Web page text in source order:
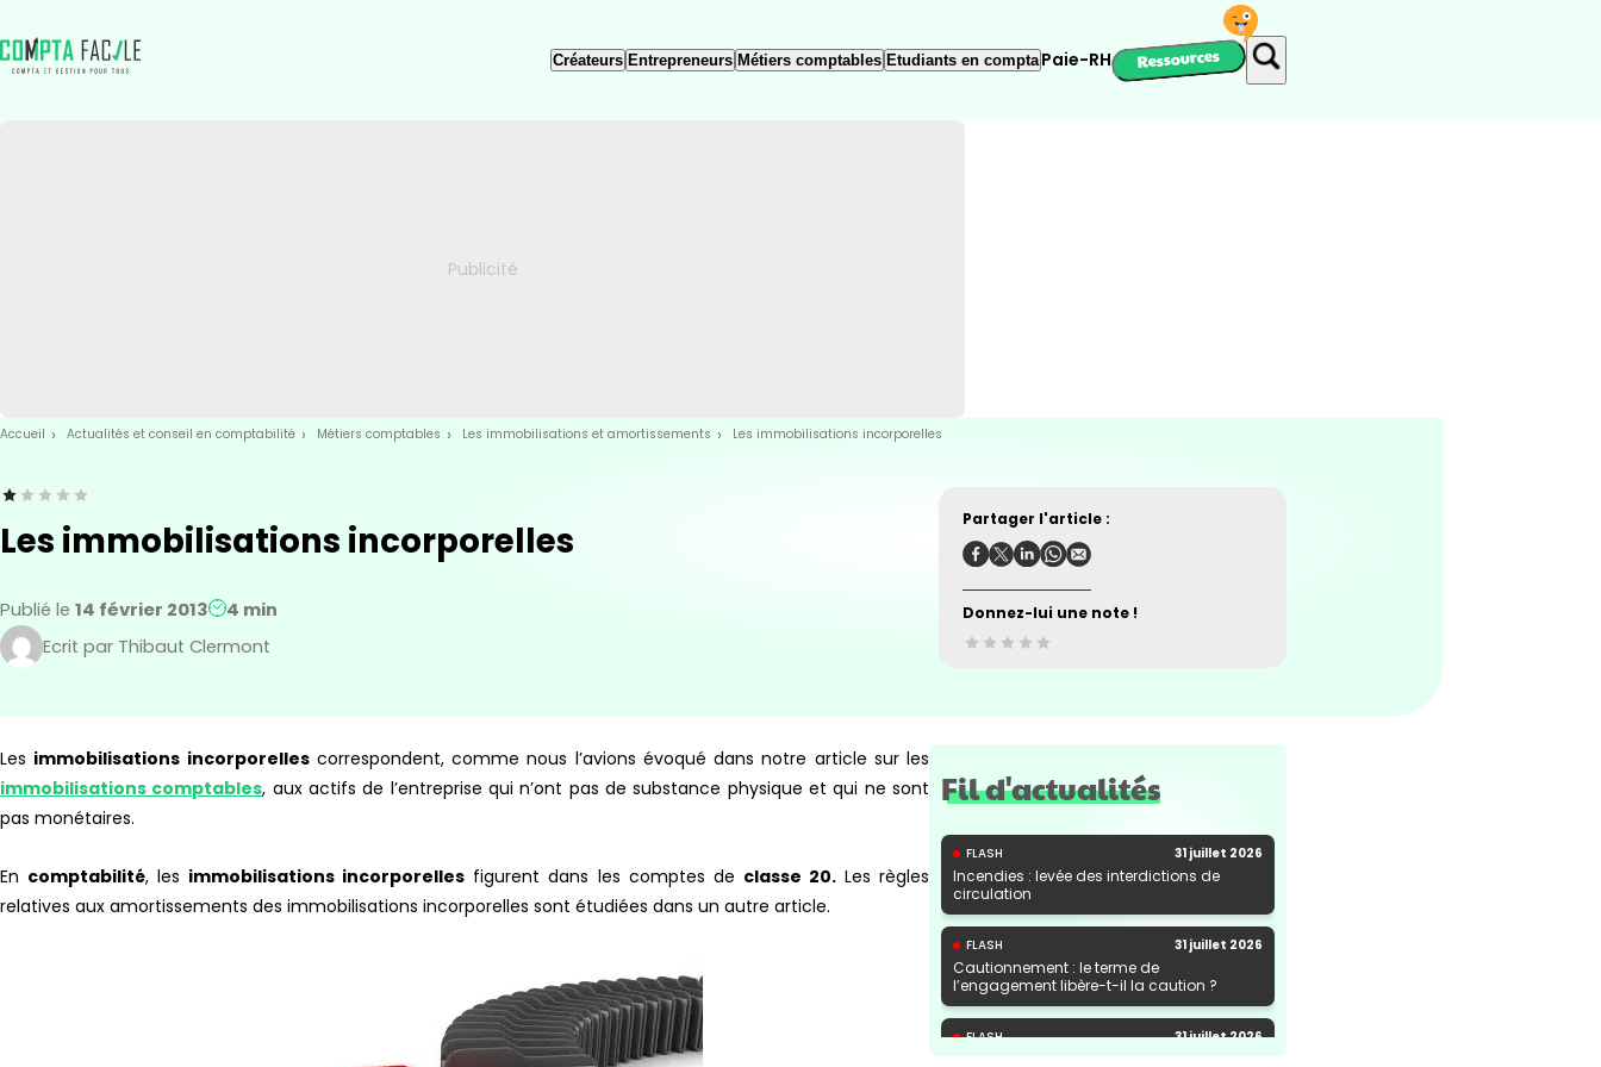
to
contenu
Créateurs Entrepreneurs Métiers comptables Etudiants en compta Paie-RH Ressources
Accueil Actualités et conseil en comptabilité Métiers comptables Les immobilisations et amortissements Les immobilisations incorporelles
Les immobilisations incorporelles
Publié le 14 février 2013
4 min
Ecrit par Thibaut Clermont
Partager l'article :
Donnez-lui une note !
Les immobilisations incorporellescorrespondent, comme nous l’avions évoqué dans notre article sur les
immobilisations comptables, aux actifs de l’entreprise qui n’ont pas de substance physique et qui ne sont
pas monétaires.
En comptabilité, les immobilisations incorporelles figurent dans les comptes de classe 20.Les règles
relatives aux amortissements des immobilisations incorporelles sont étudiées dans un autre article.
Fil d'actualités
FLASH 31 juillet 2026
Incendies : levée des interdictions de
circulation
FLASH 31 juillet 2026
Cautionnement : le terme de
l’engagement libère-t-il la caution ?
FLASH 31 juillet 2026
Transport fluvial de marchandises : une